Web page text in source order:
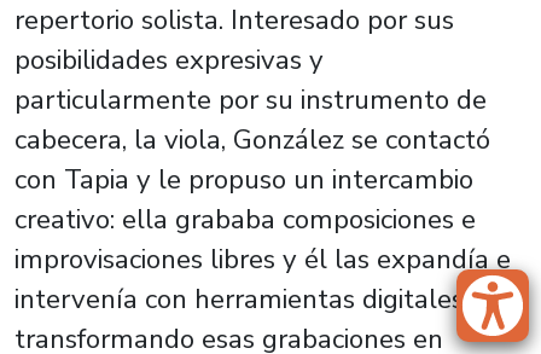
repertorio solista. Interesado por sus
posibilidades expresivas y
particularmente por su instrumento de
cabecera, la viola, González se contactó
con Tapia y le propuso un intercambio
creativo: ella grababa composiciones e
improvisaciones libres y él las expandía e
intervenía con herramientas digitales,
transformando esas grabaciones en